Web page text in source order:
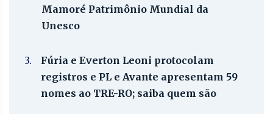
Mamoré Patrimônio Mundial da
Unesco
3.
Fúria e Everton Leoni protocolam
registros e PL e Avante apresentam 59
nomes ao TRE-RO; saiba quem são